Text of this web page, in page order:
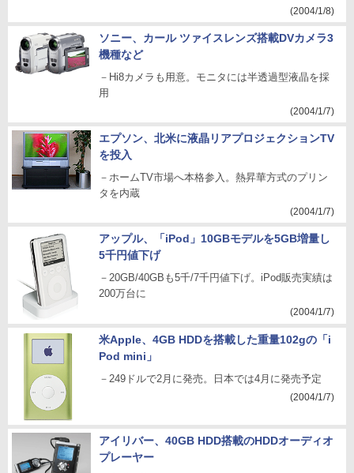
(2004/1/8)
ソニー、カール ツァイスレンズ搭載DVカメラ3
機種など
－Hi8カメラも用意。モニタには半透過型液晶を採
用
(2004/1/7)
エプソン、北米に液晶リアプロジェクションTV
を投入
－ホームTV市場へ本格参入。熱昇華方式のプリン
タを内蔵
(2004/1/7)
アップル、「iPod」10GBモデルを5GB増量し
5千円値下げ
－20GB/40GBも5千/7千円値下げ。iPod販売実績は
200万台に
(2004/1/7)
米Apple、4GB HDDを搭載した重量102gの「i
Pod mini」
－249ドルで2月に発売。日本では4月に発売予定
(2004/1/7)
アイリバー、40GB HDD搭載のHDDオーディオ
プレーヤー